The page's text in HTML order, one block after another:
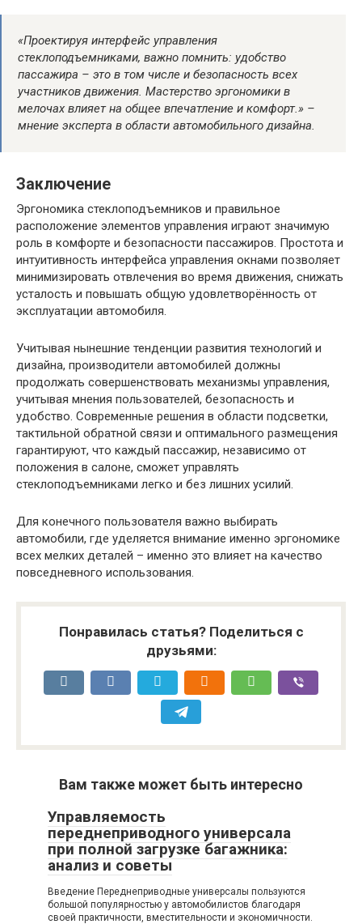
«Проектируя интерфейс управления
стеклоподъемниками, важно помнить: удобство
пассажира – это в том числе и безопасность всех
участников движения. Мастерство эргономики в
мелочах влияет на общее впечатление и комфорт.» –
мнение эксперта в области автомобильного дизайна.
Заключение
Эргономика стеклоподъемников и правильное
расположение элементов управления играют значимую
роль в комфорте и безопасности пассажиров. Простота и
интуитивность интерфейса управления окнами позволяет
минимизировать отвлечения во время движения, снижать
усталость и повышать общую удовлетворённость от
эксплуатации автомобиля.
Учитывая нынешние тенденции развития технологий и
дизайна, производители автомобилей должны
продолжать совершенствовать механизмы управления,
учитывая мнения пользователей, безопасность и
удобство. Современные решения в области подсветки,
тактильной обратной связи и оптимального размещения
гарантируют, что каждый пассажир, независимо от
положения в салоне, сможет управлять
стеклоподъемниками легко и без лишних усилий.
Для конечного пользователя важно выбирать
автомобили, где уделяется внимание именно эргономике
всех мелких деталей – именно это влияет на качество
повседневного использования.
Понравилась статья? Поделиться с
друзьями:
Вам также может быть интересно
Управляемость
переднеприводного универсала
при полной загрузке багажника:
анализ и советы
Введение Переднеприводные универсалы пользуются
большой популярностью у автомобилистов благодаря
своей практичности, вместительности и экономичности.